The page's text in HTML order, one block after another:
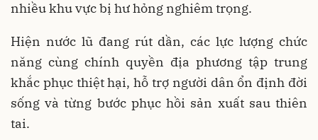
nhiều khu vực bị hư hỏng nghiêm trọng.
Hiện nước lũ đang rút dần, các lực lượng chức
năng cùng chính quyền địa phương tập trung
khắc phục thiệt hại, hỗ trợ người dân ổn định đời
sống và từng bước phục hồi sản xuất sau thiên
tai.